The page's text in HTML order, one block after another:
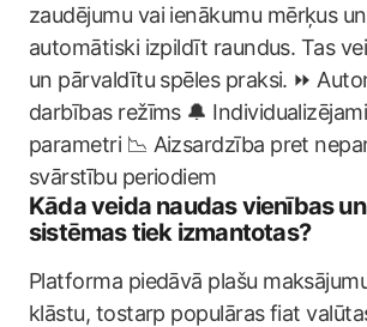
zaudējumu vai ienākumu mērķus
automātiski izpildīt raundus. Tas
un pārvaldītu spēles praksi. ⏩
darbības režīms 🔔
parametri 📉 Aizsardzība pret
svārstību periodiem
Kāda veida naudas vienības
sistēmas tiek izmantotas?
Platforma piedāvā plašu
klāstu, tostarp populāras fiat